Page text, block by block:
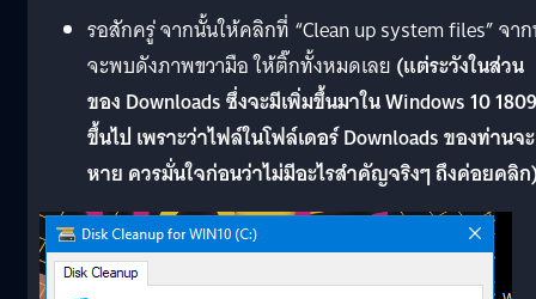
รอสักครู่ จากนั้นให้คลิกที่ “Clean up system files” จา
จะพบดังภาพขวามือ ให้ติ๊กทั้งหมดเลย (แต่ระวังในส่วน
ของ Downloads ซึ่งจะมีเพิ่มขึ้นมาใน Windows 10 1809
ขึ้นไป เพราะว่าไฟล์ในโฟล์เดอร์ Downloads ของท่านจะ
หาย ควรมั่นใจก่อนว่าไม่มีอะไรสำคัญจริงๆ ถึงค่อยคลิ